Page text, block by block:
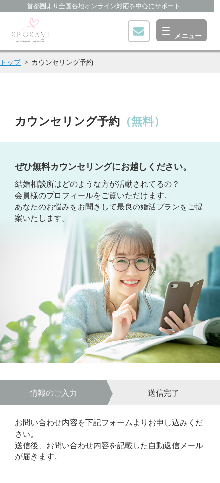
首都圏より全国各地オンライン対応を中心にサポート
トップ カウンセリング予約
カウンセリング予約（無料）
ぜひ無料カウンセリングにお越しください。
結婚相談所はどのような方が活動されてるの？
会員様のプロフィールをご覧いただけます。
あなたのお悩みをお聞きして最良の婚活プランをご提
案いたします。
情報のご入力 送信完了
お問い合わせ内容を下記フォームよりお申し込みくだ
さい。
送信後、お問い合わせ内容を記載した自動返信メール
が届きます。